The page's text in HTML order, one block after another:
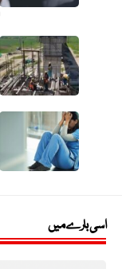
اسی بارے میں